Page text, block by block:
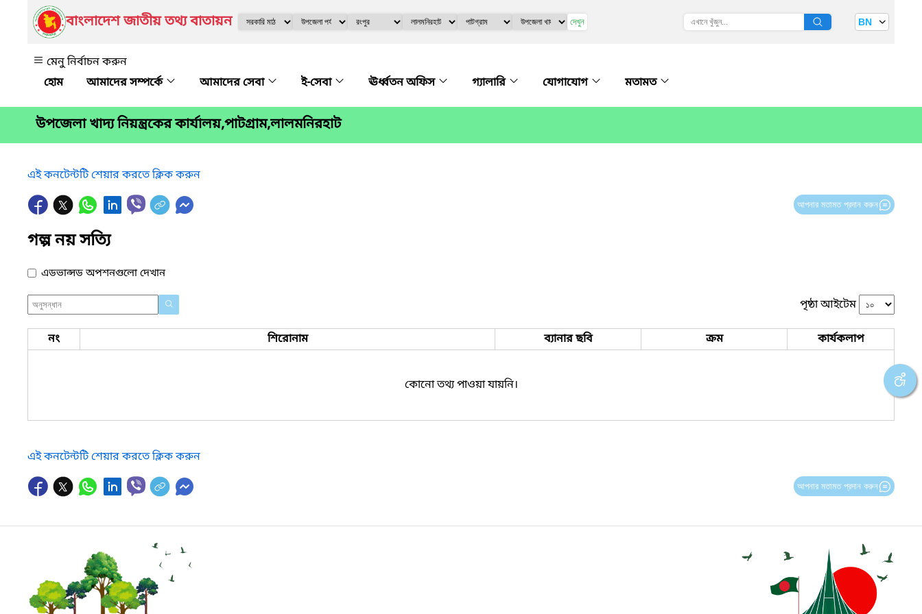
বাংলাদেশ জাতীয় তথ্য বাতায়ন দেখুন BN
মেনু নির্বাচন করুন
আমাদের সম্পর্কে
আমাদের সেবা ই-সেবা ঊর্ধ্বতন অফিস গ্যালারি যোগাযোগ মতামত
উপজেলা খাদ্য নিয়ন্ত্রকের কার্যালয়,পাটগ্রাম,লালমনিরহাট
এই কনটেন্টটি শেয়ার করতে ক্লিক করুন
আপনার মতামত প্রদান করুন
গল্প নয় সত্যি
এডভান্সড অপশনগুলো দেখান
পৃষ্ঠা আইটেম
নং শিরোনাম ব্যানার ছবি ক্রম কার্যকলাপ
কোনো তথ্য পাওয়া যায়নি।
এই কনটেন্টটি শেয়ার করতে ক্লিক করুন
আপনার মতামত প্রদান করুন